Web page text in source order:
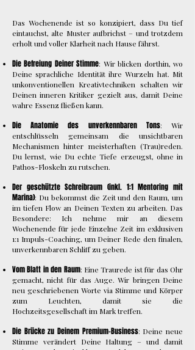
Das Wochenende ist so konzipiert, dass Du tief
eintauchst, alte Muster aufbrichst – und trotzdem
erholt und voller Klarheit nach Hause fährst.
Die Befreiung Deiner Stimme: Wir blicken dorthin, wo
Deine sprachliche Identität ihre Wurzeln hat. Mit
unkonventionellen Kreativtechniken schalten wir
Deinen inneren Kritiker gezielt aus, damit Deine
wahre Essenz fließen kann.
Die Anatomie des unverkennbaren Tons: Wir
entschlüsseln gemeinsam die unsichtbaren
Mechanismen hinter meisterhaften (Trau)reden.
Du lernst, wie Du echte Tiefe erzeugst, ohne in
Pathos-Floskeln zu rutschen.
Der geschützte Schreibraum (inkl. 1:1 Mentoring mit
Marina): Du bekommst die Zeit und den Raum, um
im tiefen Flow an Deinen Texten zu arbeiten. Das
Besondere: Ich nehme mir an diesem
Wochenende für jede Einzelne Zeit im exklusiven
1:1 Impuls-Coaching, um Deiner Rede den finalen,
unverkennbaren Schliff zu geben.
Vom Blatt in den Raum: Eine Traurede ist für das Ohr
gemacht, nicht für das Auge. Wir bringen Deine
neu geschriebenen Worte via Stimme und Körper
zum Leuchten, damit sie die
Hochzeitsgesellschaft im Mark treffen.
Die Brücke zu Deinem Premium-Business: Deine neue
Stimme verändert Deine Haltung – und damit